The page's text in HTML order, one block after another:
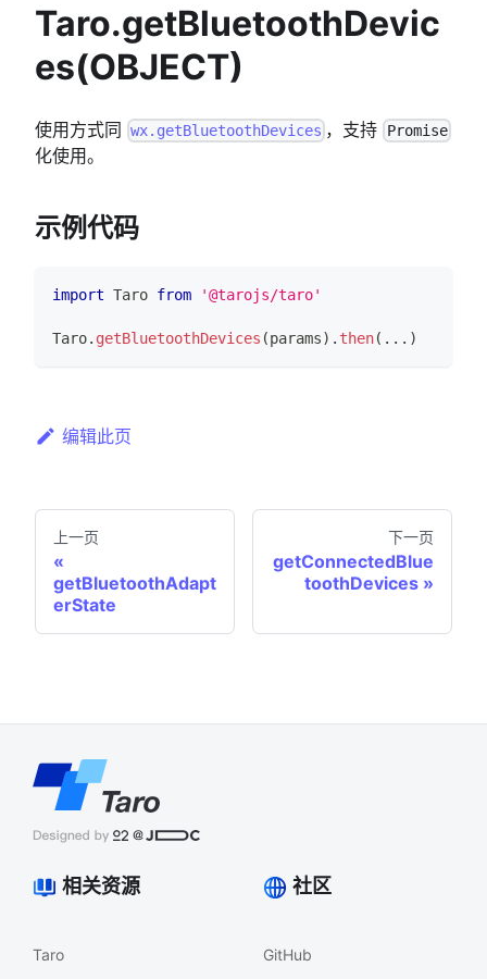
Taro.getBluetoothDevic
es(OBJECT)
使用方式同 wx.getBluetoothDevices ，支持 Promise
化使用。
示例代码
import Taro from '@tarojs/taro'
Taro. getBluetoothDevices (params) . then( ... )
编辑此页
上一页
getBluetoothAdapt
erState
下一页
getConnectedBlue
toothDevices
相关资源
Taro
社区
GitHub